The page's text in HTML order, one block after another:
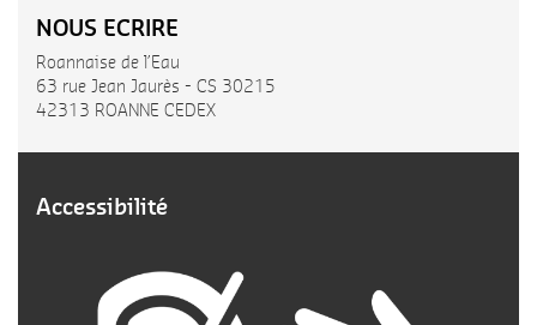
NOUS ECRIRE
Roannaise de l’Eau
63 rue Jean Jaurès - CS 30215
42313 ROANNE CEDEX
Accessibilité